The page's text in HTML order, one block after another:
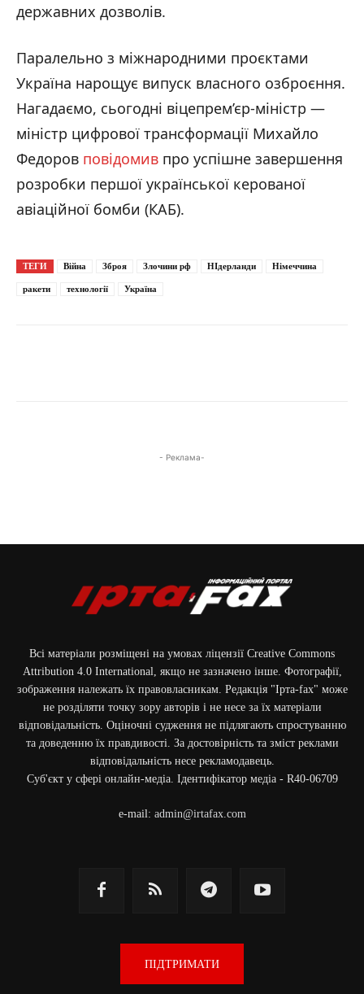
державних дозволів.
Паралельно з міжнародними проєктами
Україна нарощує випуск власного озброєння.
Нагадаємо, сьогодні віцепрем’єр-міністр —
міністр цифрової трансформації Михайло
Федоров повідомив про успішне завершення
розробки першої української керованої
авіаційної бомби (КАБ).
ТЕГИ Війна Зброя Злочини рф НІдерланди Німеччина
ракети технології Україна
- Реклама-
Всі матеріали розміщені на умовах ліцензії Creative Commons
Attribution 4.0 International, якщо не зазначено інше. Фотографії,
зображення належать їх правовласникам. Редакція "Ірта-fax" може
не розділяти точку зору авторів і не несе за їх матеріали
відповідальність. Оціночні судження не підлягають спростуванню
та доведенню їх правдивості. За достовірність та зміст реклами
відповідальність несе рекламодавець.
Cуб'єкт у сфері онлайн-медіа. Ідентифікатор медіа - R40-06709
e-mail: admin@irtafax.com
ПІДТРИМАТИ